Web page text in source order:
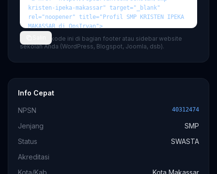
💡 Tempel kode ini di bagian footer atau sidebar website
sekolah Anda (WordPress, Blogspot, Joomla, dsb).
Info Cepat
NPSN 40312474
Jenjang
SMP
Status
SWASTA
Akreditasi
Kota/Kab
Kota Makassar